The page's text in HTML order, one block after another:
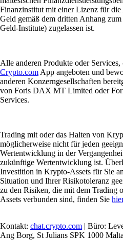
Finanzinstitut mit einer Lizenz für
Geld gemäß dem dritten Anhang
Geld-Institute) zugelassen ist.
Alle anderen Produkte oder
Crypto.com App angeboten und
anderen Konzerngesellschaften
von Foris DAX MT Limited oder
Services.
Trading mit oder das Halten von
möglicherweise nicht für jeden
Wertentwicklung in der
zukünftige Wertentwicklung ist.
Investition in Krypto-Assets für Sie
Situation und Ihrer Risikotoleranz
zu den Risiken, die mit dem Trading
Assets verbunden sind, finden Sie hier
Kontakt: chat.crypto.com | Büro:
Ang Borg, St Julians SPK 1000